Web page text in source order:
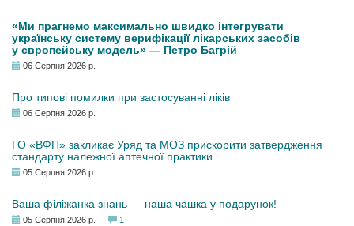
«Ми прагнемо максимально швидко інтегрувати
українську систему верифікації лікарських засобів
у європейську модель» — Петро Багрій
06 Серпня 2026 р.
Про типові помилки при застосуванні ліків
06 Серпня 2026 р.
ГО «ВФП» закликає Уряд та МОЗ прискорити затвердження
стандарту належної аптечної практики
05 Серпня 2026 р.
Ваша філіжанка знань — наша чашка у подарунок!
05 Серпня 2026 р. 1